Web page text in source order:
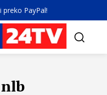
PayPal!
nlb